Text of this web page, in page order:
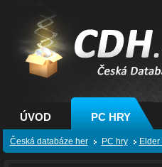
CDH.cz - hry na
PS, XBOX -
databáze her
ÚVOD PC HRY
Česká databáze her PC hry